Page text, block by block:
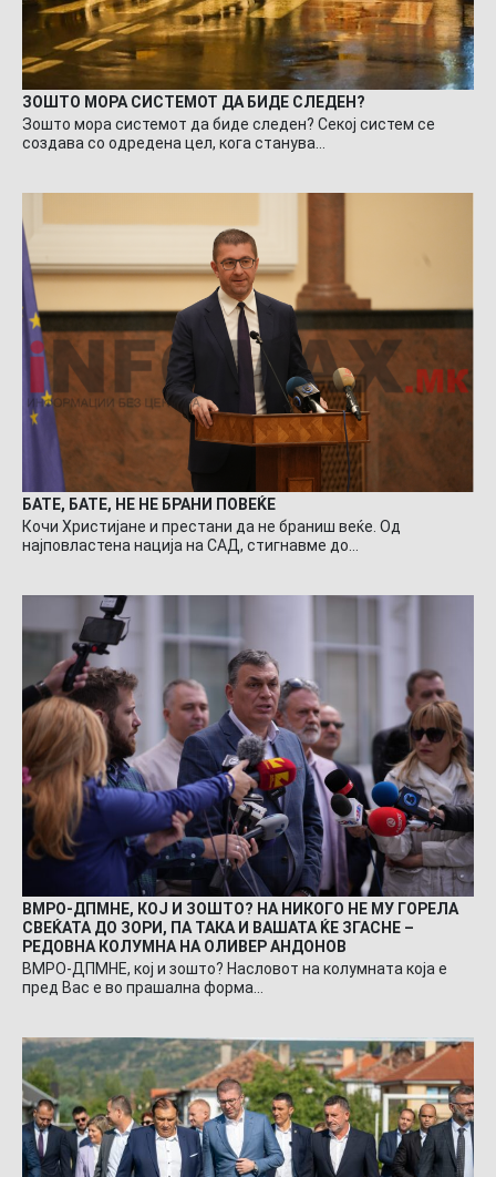
ЗОШТО МОРА СИСТЕМОТ ДА БИДЕ СЛЕДЕН?
Зошто мора системот да биде следен? Секој систем се
создава со одредена цел, кога станува…
БАТЕ, БАТЕ, НЕ НЕ БРАНИ ПОВЕЌЕ
Кочи Христијане и престани да не браниш веќе. Од
најповластена нација на САД, стигнавме до…
ВМРО-ДПМНЕ, КОЈ И ЗОШТО? НА НИКОГО НЕ МУ ГОРЕЛА
СВЕЌАТА ДО ЗОРИ, ПА ТАКА И ВАШАТА ЌЕ ЗГАСНЕ –
РЕДОВНА КОЛУМНА НА ОЛИВЕР АНДОНОВ
ВМРО-ДПМНЕ, кој и зошто? Насловот на колумната која е
пред Вас е во прашална форма…